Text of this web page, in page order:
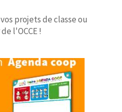
projets de classe ou
l'OCCE !